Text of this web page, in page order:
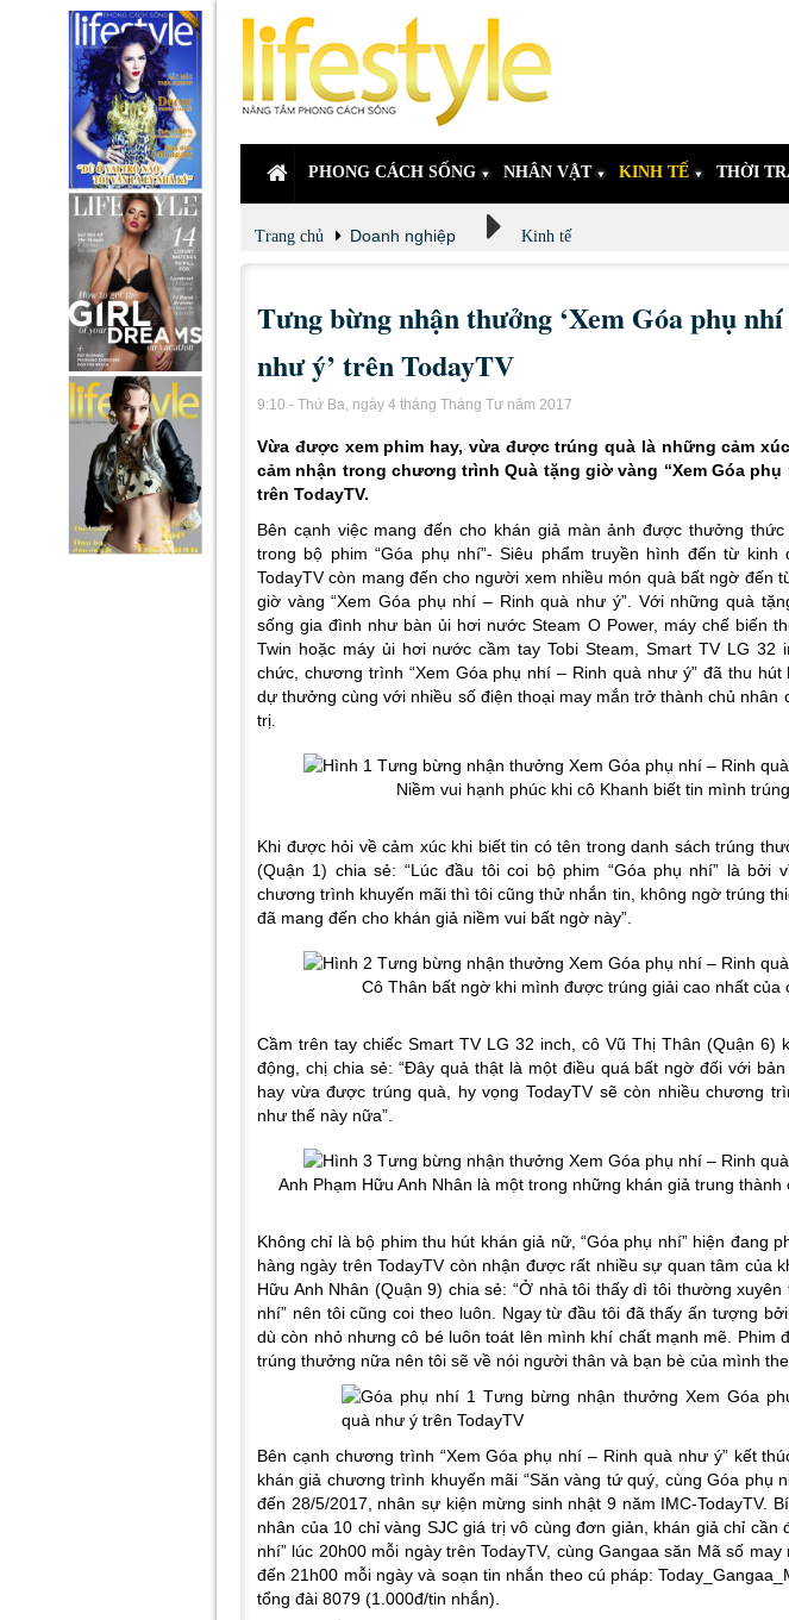
PHONG CÁCH SỐNG NHÂN VẬT KINH TẾ THỜI
Trang chủ Doanh nghiệp Kinh tế
Tưng bừng nhận thưởng ‘Xem Góa phụ
như ý’ trên TodayTV
9:10 - Thứ Ba, ngày 4 tháng Tháng Tư năm 2017
Vừa được xem phim hay, vừa được trúng quà là những cảm
cảm nhận trong chương trình Quà tặng giờ vàng “Xem Góa phụ
trên TodayTV.
Bên cạnh việc mang đến cho khán giả màn ảnh được thưởng
trong bộ phim “Góa phụ nhí”- Siêu phẩm truyền hình đến từ kinh
TodayTV còn mang đến cho người xem nhiều món quà bất ngờ đến
giờ vàng “Xem Góa phụ nhí – Rinh quà như ý”. Với những quà
sống gia đình như bàn ủi hơi nước Steam O Power, máy chế biến
Twin hoặc máy ủi hơi nước cầm tay Tobi Steam, Smart TV LG 32
chức, chương trình “Xem Góa phụ nhí – Rinh quà như ý” đã thu
dự thưởng cùng với nhiều số điện thoại may mắn trở thành chủ nhân
trị.
Niềm vui hạnh phúc khi cô Khanh biết tin mình
Khi được hỏi về cảm xúc khi biết tin có tên trong danh sách trúng
(Quận 1) chia sẻ: “Lúc đầu tôi coi bộ phim “Góa phụ nhí” là bởi
chương trình khuyến mãi thì tôi cũng thử nhắn tin, không ngờ trúng
đã mang đến cho khán giả niềm vui bất ngờ này”.
Cô Thân bất ngờ khi mình được trúng giải cao nhất của
Cầm trên tay chiếc Smart TV LG 32 inch, cô Vũ Thị Thân (Quận 6)
động, chị chia sẻ: “Đây quả thật là một điều quá bất ngờ đối với
hay vừa được trúng quà, hy vọng TodayTV sẽ còn nhiều chương
như thế này nữa”.
Anh Phạm Hữu Anh Nhân là một trong những khán giả trung thành
Không chỉ là bộ phim thu hút khán giả nữ, “Góa phụ nhí” hiện đang
hàng ngày trên TodayTV còn nhận được rất nhiều sự quan tâm của
Hữu Anh Nhân (Quận 9) chia sẻ: “Ở nhà tôi thấy dì tôi thường xuyên
nhí” nên tôi cũng coi theo luôn. Ngay từ đầu tôi đã thấy ấn tượng
dù còn nhỏ nhưng cô bé luôn toát lên mình khí chất mạnh mẽ. Phim
trúng thưởng nữa nên tôi sẽ về nói người thân và bạn bè của mình
Bên cạnh chương trình “Xem Góa phụ nhí – Rinh quà như ý” kết
khán giả chương trình khuyến mãi “Săn vàng tứ quý, cùng Góa phụ
đến 28/5/2017, nhân sự kiện mừng sinh nhật 9 năm IMC-TodayTV.
nhân của 10 chỉ vàng SJC giá trị vô cùng đơn giản, khán giả chỉ cần
nhí” lúc 20h00 mỗi ngày trên TodayTV, cùng Gangaa săn Mã số
đến 21h00 mỗi ngày và soạn tin nhắn theo cú pháp:
tổng đài 8079 (1.000đ/tin nhắn).